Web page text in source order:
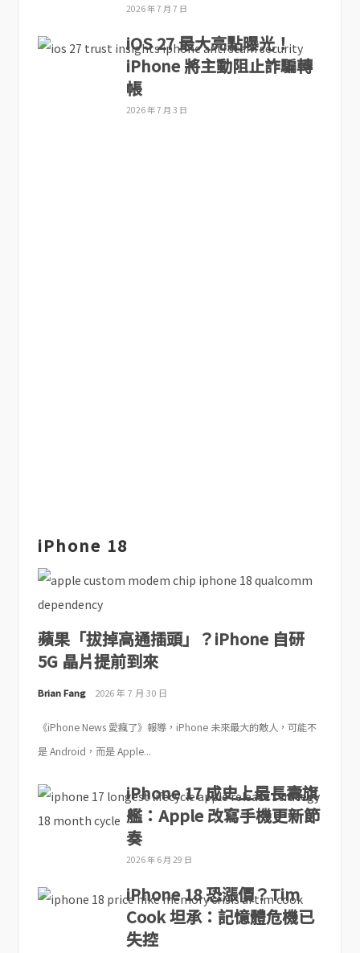
2026 年 7 月 7 日
iOS 27 最大亮點曝光！
iPhone 將主動阻止詐騙轉
帳
2026 年 7 月 3 日
iPhone 18
蘋果「拔掉高通插頭」？iPhone 自研
5G 晶片提前到來
Brian Fang 2026 年 7 月 30 日
《iPhone News 愛瘋了》報導，iPhone 未來最大的敵人，可能不
是 Android，而是 Apple...
iPhone 17 成史上最長壽旗
艦：Apple 改寫手機更新節
奏
2026 年 6 月 29 日
iPhone 18 恐漲價？Tim
Cook 坦承：記憶體危機已
失控